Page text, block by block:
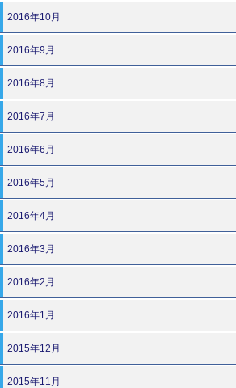
2016年10月
2016年9月
2016年8月
2016年7月
2016年6月
2016年5月
2016年4月
2016年3月
2016年2月
2016年1月
2015年12月
2015年11月